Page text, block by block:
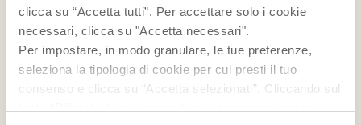
clicca su “Accetta tutti”. Per accettare solo i cookie
necessari, clicca su "Accetta necessari".
Per impostare, in modo granulare, le tue preferenze,
seleziona la tipologia di cookie per cui presti il tuo
consenso e clicca su “Accetta selezionati”. Cliccando sul
Gelato alla banana fatto in casa
Smoothie bowl
...